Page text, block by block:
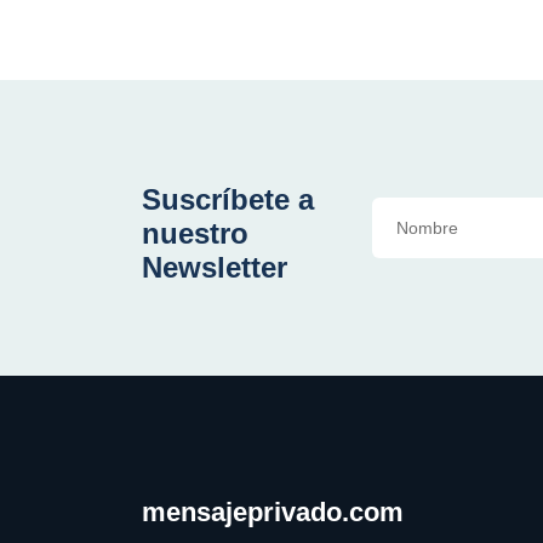
Suscríbete a
nuestro
Newsletter
mensajeprivado.com